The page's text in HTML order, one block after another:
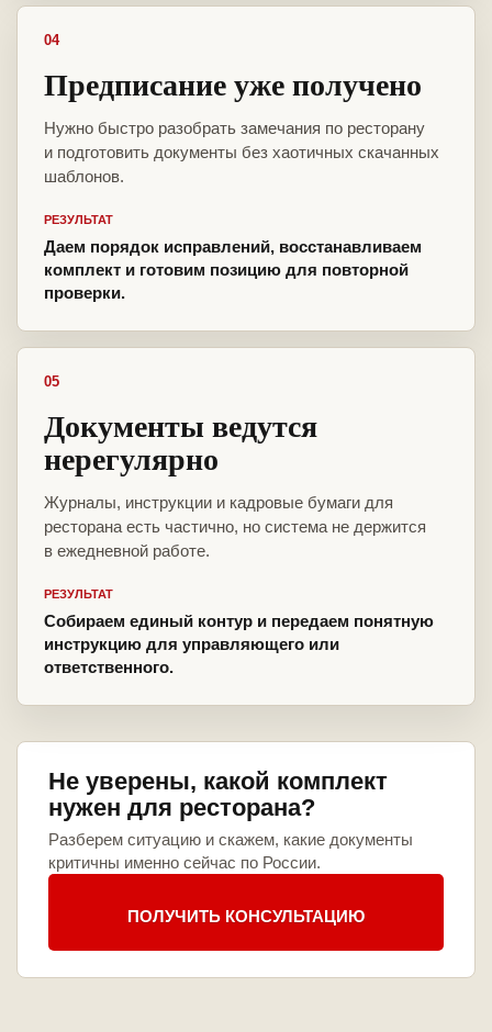
04
Предписание уже получено
Нужно быстро разобрать замечания по ресторану
и подготовить документы без хаотичных скачанных
шаблонов.
РЕЗУЛЬТАТ
Даем порядок исправлений, восстанавливаем
комплект и готовим позицию для повторной
проверки.
05
Документы ведутся
нерегулярно
Журналы, инструкции и кадровые бумаги для
ресторана есть частично, но система не держится
в ежедневной работе.
РЕЗУЛЬТАТ
Собираем единый контур и передаем понятную
инструкцию для управляющего или
ответственного.
Не уверены, какой комплект
нужен для ресторана?
Разберем ситуацию и скажем, какие документы
критичны именно сейчас по России.
ПОЛУЧИТЬ КОНСУЛЬТАЦИЮ